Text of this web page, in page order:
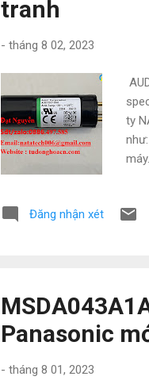
tranh
- tháng 8 02, 2023
ty
Đăng nhận xét
Panasonic
- tháng 8 01, 2023